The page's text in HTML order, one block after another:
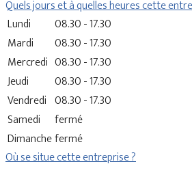
Quels jours et à quelles heures cette
Lundi
08.30 - 17.30
Mardi
08.30 - 17.30
Mercredi 08.30 - 17.30
Jeudi
08.30 - 17.30
Vendredi 08.30 - 17.30
Samedi
fermé
Dimanchefermé
Où se situe cette entreprise ?